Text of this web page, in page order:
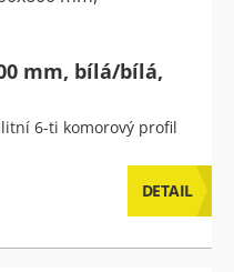
mm, bílá/bílá,
6-ti komorový profil
DETAIL